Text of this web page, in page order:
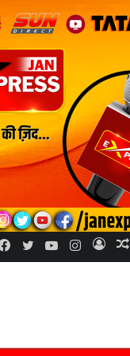
Log
Instagram
YouTube
Twitter
Facebook